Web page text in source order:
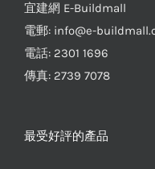
宜建網 E-Buildmall
電郵: info@e-
電話: 2301 1696
傳真: 2739 7078
最受好評的產品